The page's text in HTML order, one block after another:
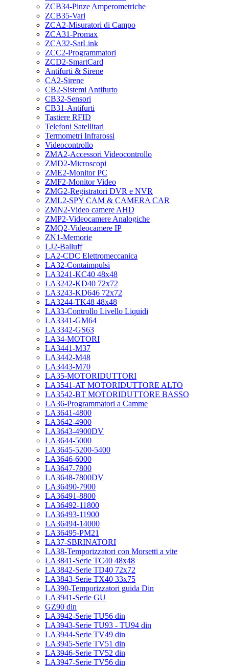
ZCB34-Pinze Amperometriche
ZCB35-Vari
ZCA2-Misuratori di Campo
ZCA31-Promax
ZCA32-SatLink
ZCC2-Programmatori
ZCD2-SmartCard
Antifurti & Sirene
CA2-Sirene
CB2-Sistemi Antifurto
CB32-Sensori
CB31-Antifurti
Tastiere RFID
Telefoni Satellitari
Termometri Infrarossi
Videocontrollo
ZMA2-Accessori Videocontrollo
ZMD2-Microscopi
ZME2-Monitor PC
ZMF2-Monitor Video
ZMG2-Registratori DVR e NVR
ZML2-SPY CAM & CAMERA CAR
ZMN2-Video camere AHD
ZMP2-Videocamere Analogiche
ZMQ2-Videocamere IP
ZN1-Memorie
LJ2-Balluff
LA2-CDC Elettromeccanica
LA32-Contaimpulsi
LA3241-KC40 48x48
LA3242-KD40 72x72
LA3243-KD646 72x72
LA3244-TK48 48x48
LA33-Controllo Livello Liquidi
LA3341-GM64
LA3342-GS63
LA34-MOTORI
LA3441-M37
LA3442-M48
LA3443-M70
LA35-MOTORIDUTTORI
LA3541-AT MOTORIDUTTORE ALTO
LA3542-BT MOTORIDUTTORE BASSO
LA36-Programmatori a Camme
LA3641-4800
LA3642-4900
LA3643-4900DV
LA3644-5000
LA3645-5200-5400
LA3646-6000
LA3647-7800
LA3648-7800DV
LA36490-7900
LA36491-8800
LA36492-11800
LA36493-11900
LA36494-14000
LA36495-PM21
LA37-SBRINATORI
LA38-Temporizzatori con Morsetti a vite
LA3841-Serie TC40 48x48
LA3842-Serie TD40 72x72
LA3843-Serie TX40 33x75
LA390-Temporizzatori guida Din
LA3941-Serie GU
GZ90 din
LA3942-Serie TU56 din
LA3943-Serie TU93 - TU94 din
LA3944-Serie TV49 din
LA3945-Serie TV51 din
LA3946-Serie TV52 din
LA3947-Serie TV56 din